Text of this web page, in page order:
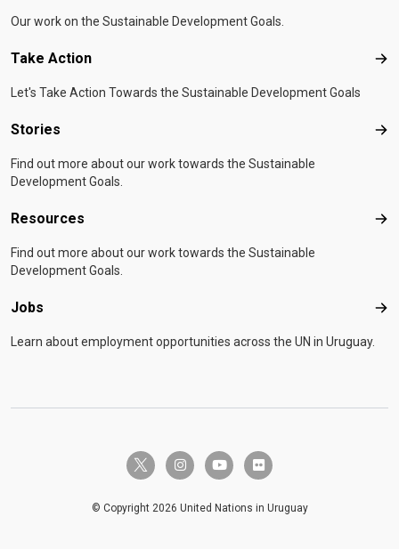
Our work on the Sustainable Development Goals.
Take Action
Let's Take Action Towards the Sustainable Development Goals
Stories
Find out more about our work towards the Sustainable
Development Goals.
Resources
Find out more about our work towards the Sustainable
Development Goals.
Jobs
Learn about employment opportunities across the UN in Uruguay.
twitter-x instagramyoutube flickr
© Copyright 2026 United Nations in Uruguay